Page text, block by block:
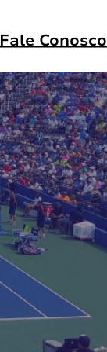
Fale Conosco